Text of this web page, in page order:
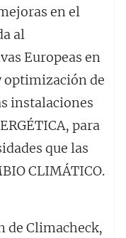
en el
al
Europeas en
optimización de
instalaciones
para
que las
CLIMÁTICO.
de Climacheck,